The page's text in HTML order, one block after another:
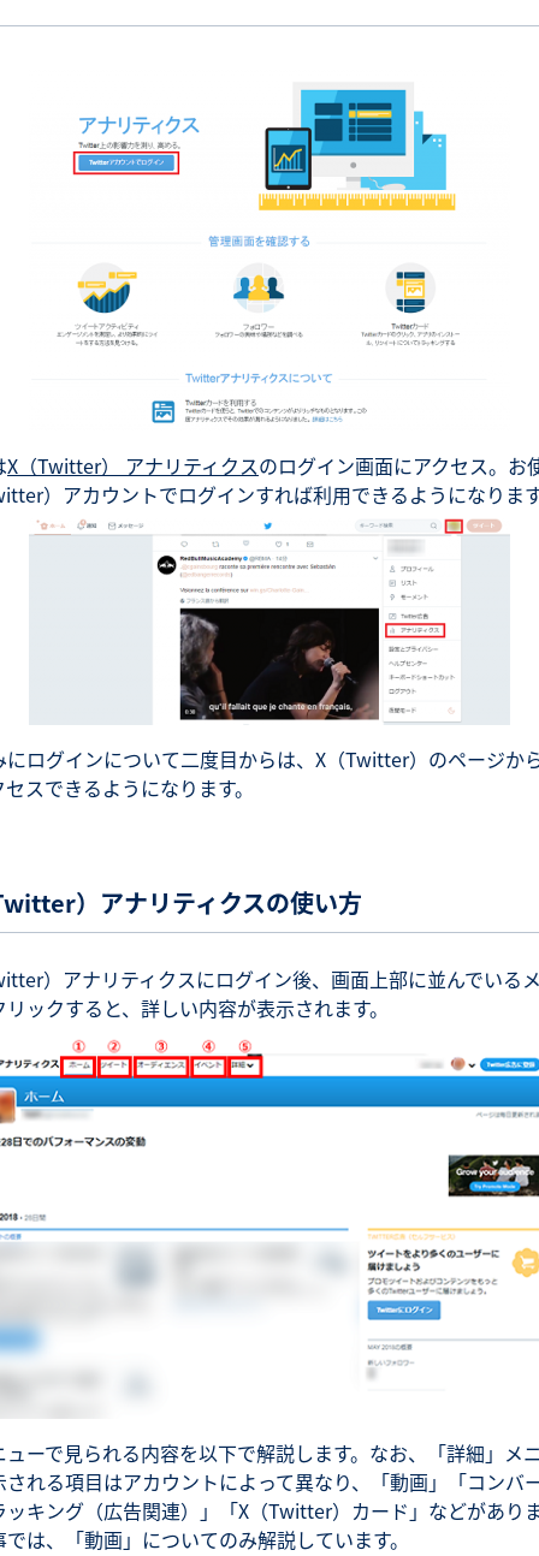
X（Twitter） アナリティクスのログイン画面にアクセス。お
）アカウントでログインすれば利用できるようになりま
にログインについて二度目からは、X（Twitter）のページか
スできるようになります。
）アナリティクスの使い方
）アナリティクスにログイン後、画面上部に並んでいる
ックすると、詳しい内容が表示されます。
ューで見られる内容を以下で解説します。なお、「詳細」メ
される項目はアカウントによって異なり、「動画」「コンバ
ッキング（広告関連）」「X（Twitter）カード」などがあり
は、「動画」についてのみ解説しています。